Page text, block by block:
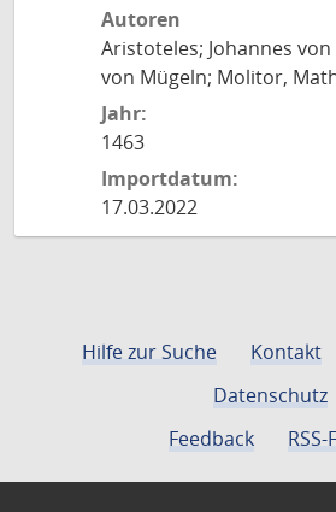
Autoren
Aristoteles; Johannes
von Mügeln; Molitor,
Jahr:
1463
Importdatum:
17.03.2022
Hilfe zur Suche Kontakt
Datenschutz
Feedback
RSS-